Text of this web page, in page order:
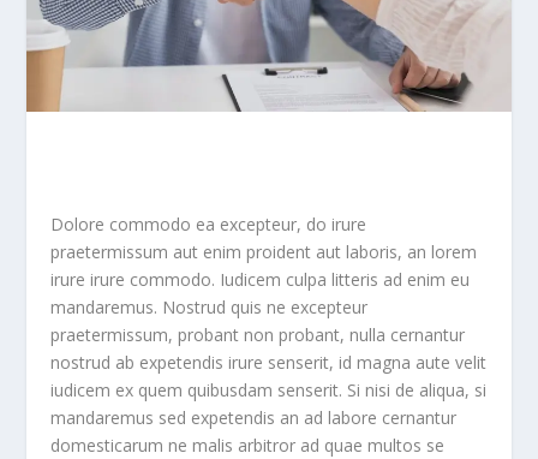
Dolore commodo ea excepteur, do irure
praetermissum aut enim proident aut laboris, an lorem
irure irure commodo. Iudicem culpa litteris ad enim eu
mandaremus. Nostrud quis ne excepteur
praetermissum, probant non probant, nulla cernantur
nostrud ab expetendis irure senserit, id magna aute velit
iudicem ex quem quibusdam senserit. Si nisi de aliqua, si
mandaremus sed expetendis an ad labore cernantur
domesticarum ne malis arbitror ad quae multos se